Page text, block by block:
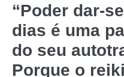
“Poder dar-
dias é uma
do seu
Porque o